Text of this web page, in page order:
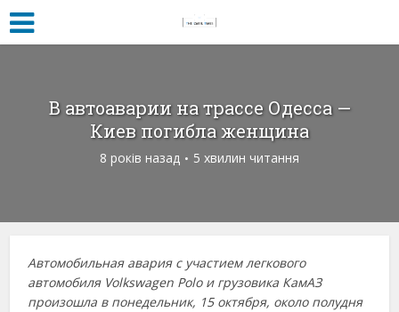
В автоаварии на трассе Одесса —
Киев погибла женщина
8 років назад 5 хвилин читання
Автомобильная авария с участием легкового
автомобиля Volkswagen Polo и грузовика КамАЗ
произошла в понедельник, 15 октября, около полудня